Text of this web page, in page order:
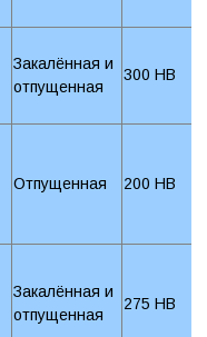
Закалённая и
отпущенная
300 HB
Отпущенная 200 HB
Закалённая и
отпущенная
275 HB